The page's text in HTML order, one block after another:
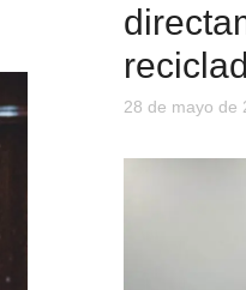
28 de mayo de